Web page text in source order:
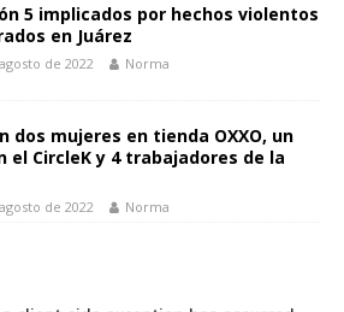
5 implicados por hechos violentos
en Juárez
de 2022 Norma
dos mujeres en tienda OXXO, un
el CircleK y 4 trabajadores de la
de 2022 Norma